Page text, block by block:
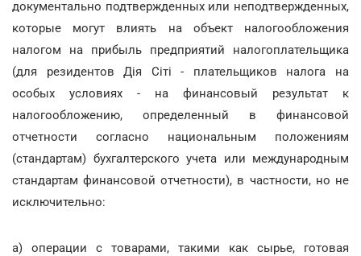
документально подтвержденных или неподтвержденных,
которые могут влиять на объект налогообложения
налогом на прибыль предприятий налогоплательщика
(для резидентов Дія Сіті - плательщиков налога на
особых условиях - на финансовый результат к
налогообложению, определенный в финансовой
отчетности согласно национальным положениям
(стандартам) бухгалтерского учета или международным
стандартам финансовой отчетности), в частности, но не
исключительно:
а) операции с товарами, такими как сырье, готовая